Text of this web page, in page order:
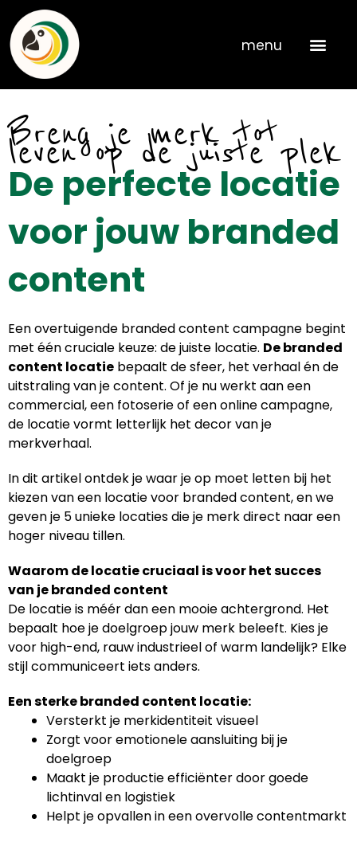
content
menu
Breng je merk tot
leven op de juiste plek
De perfecte locatie
voor jouw branded
content
Een overtuigende branded content campagne begint
met één cruciale keuze: de juiste locatie. De branded
content locatie bepaalt de sfeer, het verhaal én de
uitstraling van je content. Of je nu werkt aan een
commercial, een fotoserie of een online campagne,
de locatie vormt letterlijk het decor van je
merkverhaal.
In dit artikel ontdek je waar je op moet letten bij het
kiezen van een locatie voor branded content, en we
geven je 5 unieke locaties die je merk direct naar een
hoger niveau tillen.
Waarom de locatie cruciaal is voor het succes
van je branded content
De locatie is méér dan een mooie achtergrond. Het
bepaalt hoe je doelgroep jouw merk beleeft. Kies je
voor high-end, rauw industrieel of warm landelijk? Elke
stijl communiceert iets anders.
Een sterke branded content locatie:
Versterkt je merkidentiteit visueel
Zorgt voor emotionele aansluiting bij je
doelgroep
Maakt je productie efficiënter door goede
lichtinval en logistiek
Helpt je opvallen in een overvolle contentmarkt